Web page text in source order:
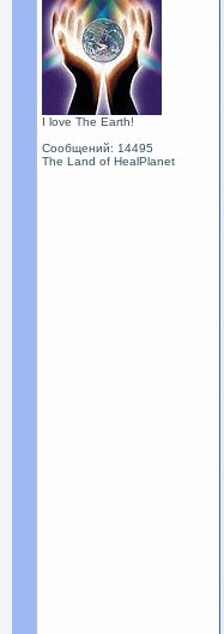
I love The Earth!
Сообщений: 14495
The Land of HealPlanet